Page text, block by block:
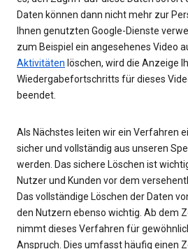
Daten können dann nicht mehr zur
Ihnen genutzten Google-Dienste
zum Beispiel ein angesehenes Video
Aktivitäten löschen, wird die Anzeige
Wiedergabefortschritts für dieses
beendet.
Als Nächstes leiten wir ein Verfahren
sicher und vollständig aus unseren
werden. Das sichere Löschen ist
Nutzer und Kunden vor dem
Das vollständige Löschen der Daten
den Nutzern ebenso wichtig. Ab dem
nimmt dieses Verfahren für
Anspruch. Dies umfasst häufig einen